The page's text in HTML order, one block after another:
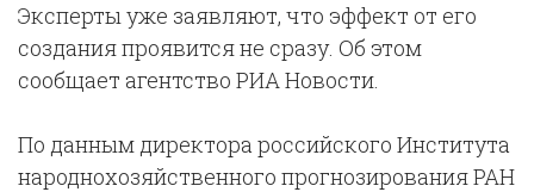
Эксперты уже заявляют, что эффект от его
создания проявится не сразу. Об этом
сообщает агентство РИА Новости.
По данным директора российского Института
народнохозяйственного прогнозирования РАН